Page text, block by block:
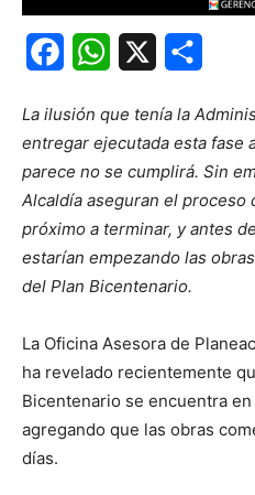
FacebookWhatsApp
La ilusión que tenía la
entregar ejecutada esta fase
parece no se cumplirá. Sin
Alcaldía aseguran el proceso
próximo a terminar, y antes
estarían empezando las
del Plan Bicentenario.
La Oficina Asesora de
ha revelado recientemente
Bicentenario se encuentra
agregando que las obras
días.